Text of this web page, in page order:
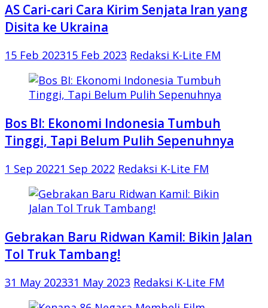
AS Cari-cari Cara Kirim Senjata Iran yang
Disita ke Ukraina
15 Feb 202315 Feb 2023 Redaksi K-Lite FM
Bos BI: Ekonomi Indonesia Tumbuh
Tinggi, Tapi Belum Pulih Sepenuhnya
1 Sep 20221 Sep 2022 Redaksi K-Lite FM
Gebrakan Baru Ridwan Kamil: Bikin Jalan
Tol Truk Tambang!
31 May 202331 May 2023 Redaksi K-Lite FM